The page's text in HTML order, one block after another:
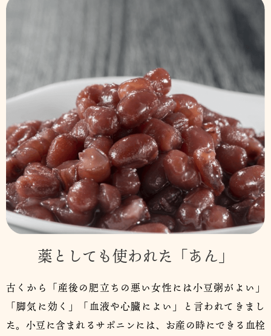
薬としても使われた「あん」
古くから「産後の肥立ちの悪い女性には小豆粥がよい」
「脚気に効く」「血液や心臓によい」と言われてきまし
た。小豆に含まれるサポニンには、お産の時にできる血栓